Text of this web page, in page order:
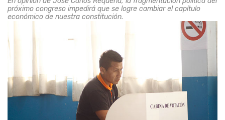
próximo congreso impedirá que se logre cambiar el capítulo
económico de nuestra constitución.